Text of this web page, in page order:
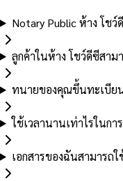
Notary Public ห้าง โชว์
ลูกค้าในห้าง โชว์ดีซีสา
ทนายของคุณขึ้นทะเบีย
ใช้เวลานานเท่าไรในกา
เอกสารของฉันสามารถ